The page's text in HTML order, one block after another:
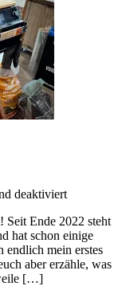
deaktiviert
Ende 2022 steht
hat schon einige
endlich mein erstes
aber erzähle, was
[…]